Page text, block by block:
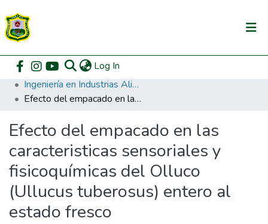
Log In
Communities & Collections
All of DSpace
Home Pregrado
Ingeniería en Industrias Alimentarias
Efecto del empacado en las caracteristicas sensoriales y fisicoquímicas del Olluco (Ullucus tuberosus) entero al estado fresco
Efecto del empacado en las
caracteristicas sensoriales y
fisicoquímicas del Olluco
(Ullucus tuberosus) entero al
estado fresco